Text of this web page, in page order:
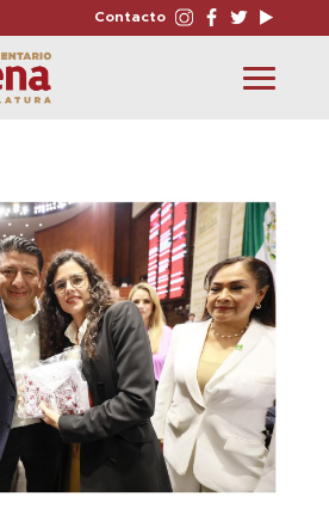
Contacto
Toggle
navigation